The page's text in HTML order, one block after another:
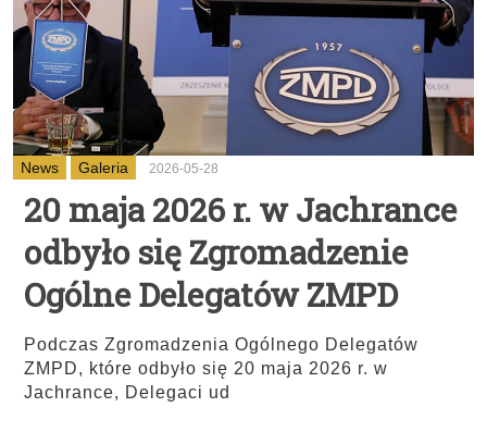
News Galeria 2026-05-28
20 maja 2026 r. w Jachrance
odbyło się Zgromadzenie
Ogólne Delegatów ZMPD
Podczas Zgromadzenia Ogólnego Delegatów
ZMPD, które odbyło się 20 maja 2026 r. w
Jachrance, Delegaci ud